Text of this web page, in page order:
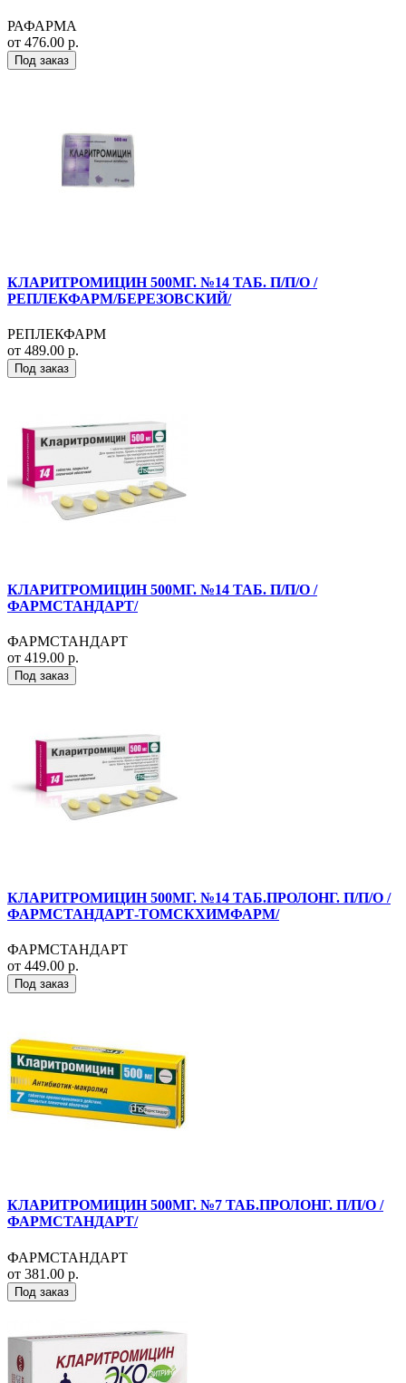
РАФАРМА
от 476.00 р.
Под заказ
КЛАРИТРОМИЦИН 500МГ. №14 ТАБ. П/П/О /
РЕПЛЕКФАРМ/БЕРЕЗОВСКИЙ/
РЕПЛЕКФАРМ
от 489.00 р.
Под заказ
КЛАРИТРОМИЦИН 500МГ. №14 ТАБ. П/П/О /
ФАРМСТАНДАРТ/
ФАРМСТАНДАРТ
от 419.00 р.
Под заказ
КЛАРИТРОМИЦИН 500МГ. №14 ТАБ.ПРОЛОНГ. П/П/О /
ФАРМСТАНДАРТ-ТОМСКХИМФАРМ/
ФАРМСТАНДАРТ
от 449.00 р.
Под заказ
КЛАРИТРОМИЦИН 500МГ. №7 ТАБ.ПРОЛОНГ. П/П/О /
ФАРМСТАНДАРТ/
ФАРМСТАНДАРТ
от 381.00 р.
Под заказ